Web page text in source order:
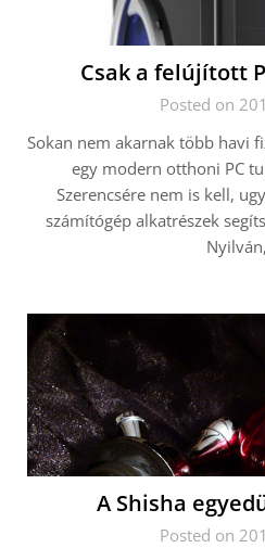
Csak a felújított
Posted on
Sokan nem akarnak több havi
egy modern otthoni PC
Szerencsére nem is kell,
számítógép alkatrészek
A Shisha
Posted on